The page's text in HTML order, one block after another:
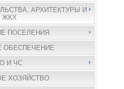
АРХИТЕКТУРЫ И
ЖКХ
ПОСЕЛЕНИЯ
ОБЕСПЕЧЕНИЕ
И ЧС
ХОЗЯЙСТВО